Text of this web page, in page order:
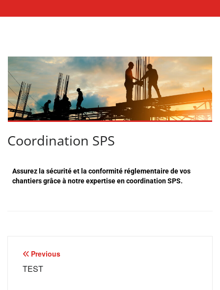
Coordination SPS
Assurez la sécurité et la conformité réglementaire de vos
chantiers grâce à notre expertise en coordination SPS.
Previous
TEST